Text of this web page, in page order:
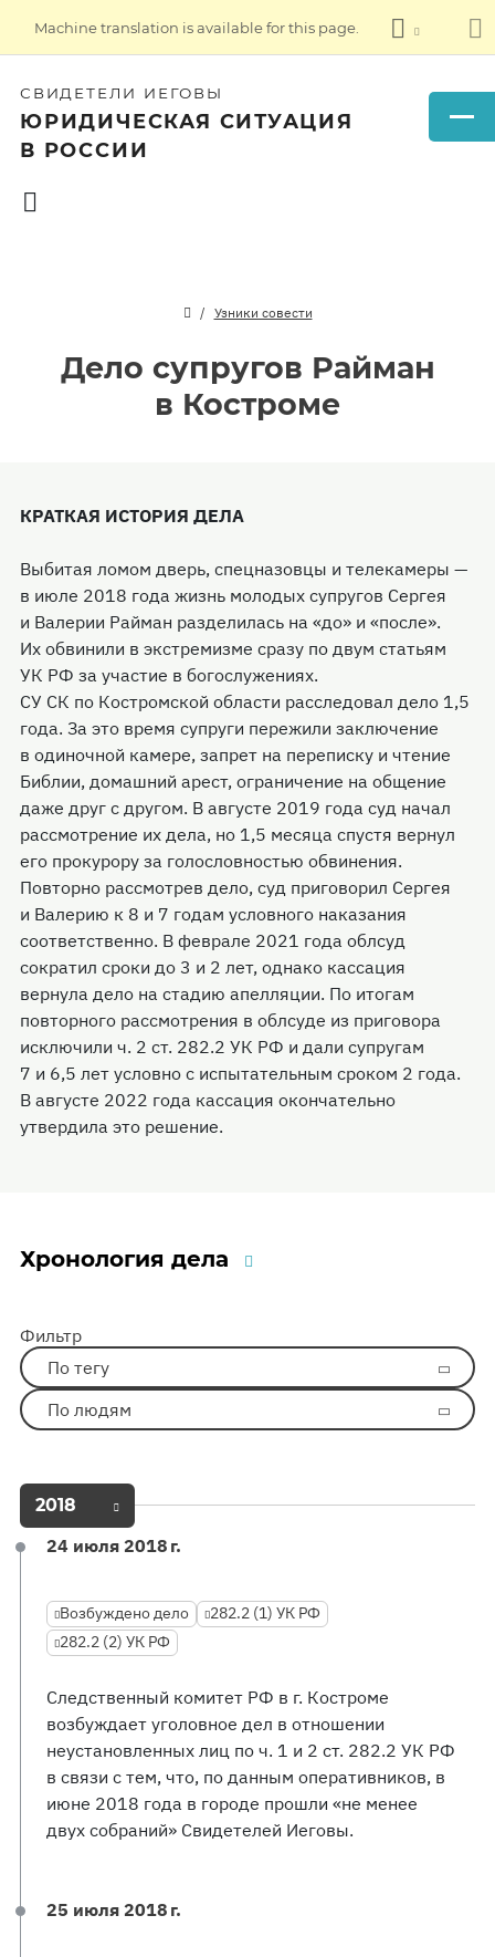
Machine translation is available for this page.
СВИДЕТЕЛИ ИЕГОВЫ
ЮРИДИЧЕСКАЯ СИТУАЦИЯ
В РОССИИ
Узники совести
Дело супругов Райман
в Костроме
КРАТКАЯ ИСТОРИЯ ДЕЛА
Выбитая ломом дверь, спецназовцы и телекамеры —
в июле 2018 года жизнь молодых супругов Сергея
и Валерии Райман разделилась на «до» и «после».
Их обвинили в экстремизме сразу по двум статьям
УК РФ за участие в богослужениях.
СУ СК по Костромской области расследовал дело 1,5
года. За это время супруги пережили заключение
в одиночной камере, запрет на переписку и чтение
Библии, домашний арест, ограничение на общение
даже друг с другом. В августе 2019 года суд начал
рассмотрение их дела, но 1,5 месяца спустя вернул
его прокурору за голословностью обвинения.
Повторно рассмотрев дело, суд приговорил Сергея
и Валерию к 8 и 7 годам условного наказания
соответственно. В феврале 2021 года облсуд
сократил сроки до 3 и 2 лет, однако кассация
вернула дело на стадию апелляции. По итогам
повторного рассмотрения в облсуде из приговора
исключили ч. 2 ст. 282.2 УК РФ и дали супругам
7 и 6,5 лет условно с испытательным сроком 2 года.
В августе 2022 года кассация окончательно
утвердила это решение.
Хронология дела
Фильтр
По тегу
По людям
2018
24 июля 2018 г.
Возбуждено дело
282.2 (1) УК РФ
282.2 (2) УК РФ
Следственный комитет РФ в г. Костроме
возбуждает уголовное дел в отношении
неустановленных лиц по ч. 1 и 2 ст. 282.2 УК РФ
в связи с тем, что, по данным оперативников, в
июне 2018 года в городе прошли «не менее
двух собраний» Свидетелей Иеговы.
25 июля 2018 г.